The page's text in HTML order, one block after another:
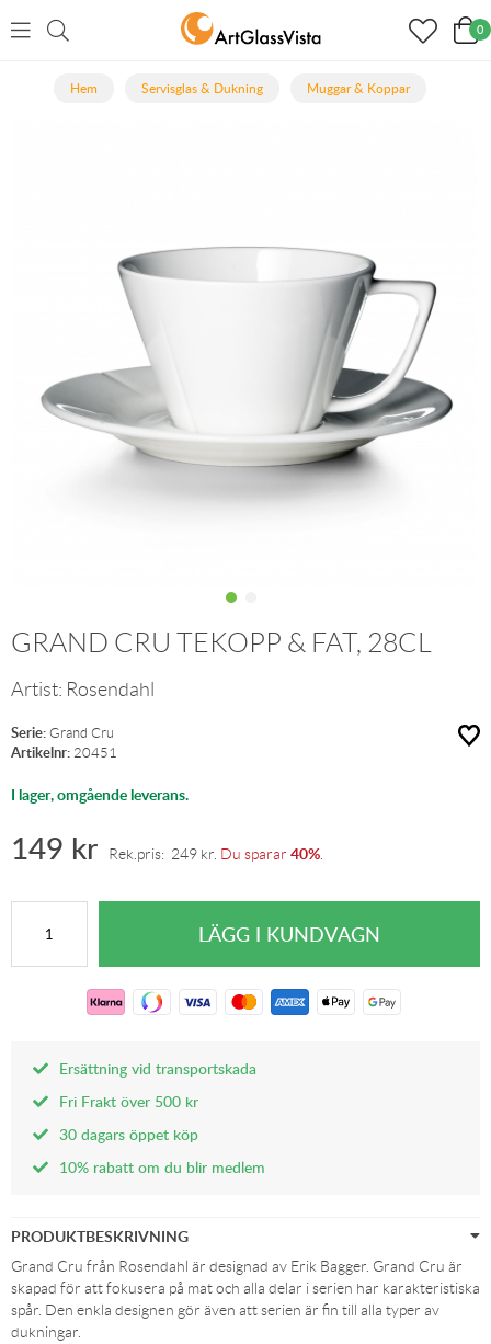
0
Hem Servisglas & Dukning Muggar & Koppar
GRAND CRU TEKOPP & FAT, 28CL
Artist: Rosendahl
Serie: Grand Cru
Artikelnr: 20451
I lager, omgående leverans.
149 kr Rek.pris: 249 kr Du sparar 40%
Ersättning vid transportskada
Fri Frakt över 500 kr
30 dagars öppet köp
10% rabatt om du blir medlem
PRODUKTBESKRIVNING
Grand Cru från Rosendahl är designad av Erik Bagger. Grand Cru är
skapad för att fokusera på mat och alla delar i serien har karakteristiska
spår. Den enkla designen gör även att serien är fin till alla typer av
dukningar.